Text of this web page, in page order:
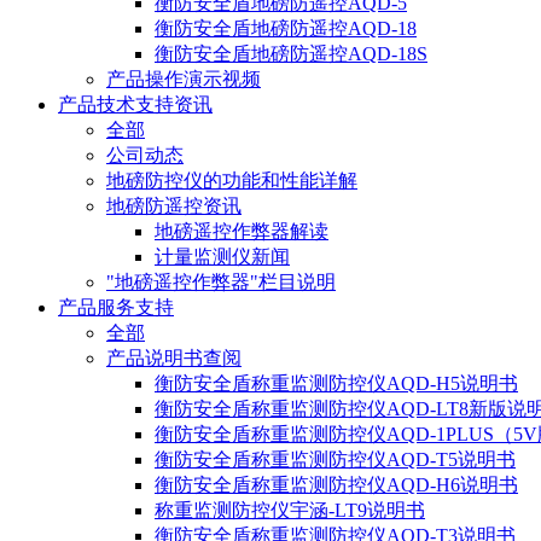
衡防安全盾地磅防遥控AQD-18
衡防安全盾地磅防遥控AQD-18S
产品操作演示视频
产品技术支持资讯
全部
公司动态
地磅防控仪的功能和性能详解
地磅防遥控资讯
地磅遥控作弊器解读
计量监测仪新闻
"地磅遥控作弊器"栏目说明
产品服务支持
全部
产品说明书查阅
衡防安全盾称重监测防控仪AQD-H5说明书
衡防安全盾称重监测防控仪AQD-LT8新版说
衡防安全盾称重监测防控仪AQD-1PLUS（5V
衡防安全盾称重监测防控仪AQD-T5说明书
衡防安全盾称重监测防控仪AQD-H6说明书
称重监测防控仪宇涵-LT9说明书
衡防安全盾称重监测防控仪AQD-T3说明书